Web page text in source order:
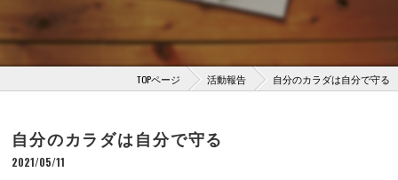
TOPページ 活動報告 自分のカラダは自分で守る
自分のカラダは自分で守る
2021/05/11